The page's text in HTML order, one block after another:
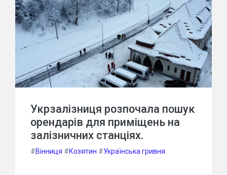
Укрзалізниця розпочала пошук
орендарів для приміщень на
залізничних станціях.
#Вінниця #Козятин #Українська гривня